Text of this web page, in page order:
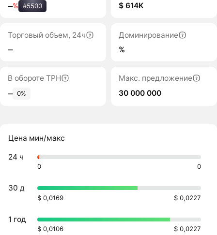
‒% #5500
$ 614K
Торговый объем, 24ч
‒
Доминирование
%
В обороте TPH
‒ 0%
Макс. предложение
30 000 000
Цена мин/макс
24 ч
0 0
30 д
$ 0,0169 $ 0,0227
1 год
$ 0,0106 $ 0,0227